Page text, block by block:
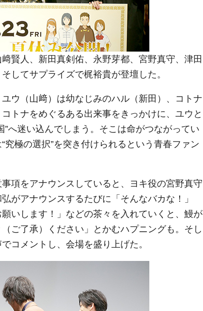
賢人、新田真剣佑、永野芽都、宮野真守、津田
してサプライズで梶裕貴が登壇した。
ウ（山﨑）は幼なじみのハル（新田）、コトナ
トナをめぐるある出来事をきっかけに、ユウと
へ迷い込んでしまう。そこは命がつながってい
極の選択”を突き付けられるという青春ファン
項をアナウンスしていると、ヨキ役の宮野真守
がアナウンスするたびに「そんなバカな！」
いします！」などの茶々を入れていくと、鰻が
ご了承）ください」とかむハプニングも。そし
コメントし、会場を盛り上げた。